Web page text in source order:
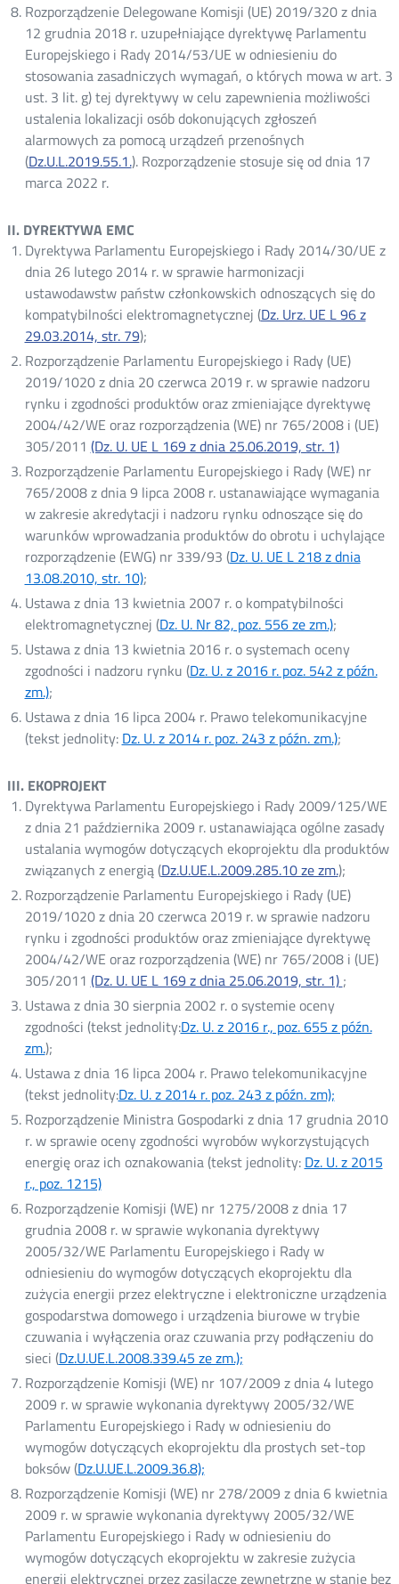
Rozporządzenie Delegowane Komisji (UE) 2019/320 z dnia
12 grudnia 2018 r. uzupełniające dyrektywę Parlamentu
Europejskiego i Rady 2014/53/UE w odniesieniu do
stosowania zasadniczych wymagań, o których mowa w art. 3
ust. 3 lit. g) tej dyrektywy w celu zapewnienia możliwości
ustalenia lokalizacji osób dokonujących zgłoszeń
alarmowych za pomocą urządzeń przenośnych
(Dz.U.L.2019.55.1.Otwórz
oknie
). Rozporządzenie stosuje się od dnia 17
marca 2022 r.
II. DYREKTYWA EMC
Dyrektywa Parlamentu Europejskiego i Rady 2014/30/UE z
dnia 26 lutego 2014 r. w sprawie harmonizacji
ustawodawstw państw członkowskich odnoszących się do
kompatybilności elektromagnetycznej (Dz. Urz. UE L 96 z
29.03.2014, str. 79Otwórz
w
nowym
oknie
);
Rozporządzenie Parlamentu Europejskiego i Rady (UE)
2019/1020 z dnia 20 czerwca 2019 r. w sprawie nadzoru
rynku i zgodności produktów oraz zmieniające dyrektywę
2004/42/WE oraz rozporządzenia (WE) nr 765/2008 i (UE)
305/2011 (Dz. U. UE L 169 z dnia 25.06.2019, str. 1)
Rozporządzenie Parlamentu Europejskiego i Rady (WE) nr
765/2008 z dnia 9 lipca 2008 r. ustanawiające wymagania
w zakresie akredytacji i nadzoru rynku odnoszące się do
warunków wprowadzania produktów do obrotu i uchylające
rozporządzenie (EWG) nr 339/93 (Dz. U. UE L 218 z dnia
13.08.2010, str. 10)Otwórz
w
nowym
oknie
;
Ustawa z dnia 13 kwietnia 2007 r. o kompatybilności
elektromagnetycznej (Dz. U. Nr 82, poz. 556 ze zm.)Otwórz
w
nowym
;
Ustawa z dnia 13 kwietnia 2016 r. o systemach oceny
zgodności i nadzoru rynku (Dz. U. z 2016 r. poz. 542 z późn.
zm.)Otwórz
w
nowym
;
Ustawa z dnia 16 lipca 2004 r. Prawo telekomunikacyjne
(tekst jednolity: Dz. U. z 2014 r. poz. 243 z późn. zm.)Otwórz
oknie
;
III. EKOPROJEKT
Dyrektywa Parlamentu Europejskiego i Rady 2009/125/WE
z dnia 21 października 2009 r. ustanawiająca ogólne zasady
ustalania wymogów dotyczących ekoprojektu dla produktów
związanych z energią (Dz.U.UE.L.2009.285.10 ze zm.Otwórz
w
nowym
oknie
);
Rozporządzenie Parlamentu Europejskiego i Rady (UE)
2019/1020 z dnia 20 czerwca 2019 r. w sprawie nadzoru
rynku i zgodności produktów oraz zmieniające dyrektywę
2004/42/WE oraz rozporządzenia (WE) nr 765/2008 i (UE)
305/2011 (Dz. U. UE L 169 z dnia 25.06.2019, str. 1) ;
Ustawa z dnia 30 sierpnia 2002 r. o systemie oceny
zgodności (tekst jednolity:Dz. U. z 2016 r., poz. 655 z późn.
zm.Otwórz
w
nowym
oknie
);
Ustawa z dnia 16 lipca 2004 r. Prawo telekomunikacyjne
(tekst jednolity:Dz. U. z 2014 r. poz. 243 z późn. zm);
w
nowym
oknie
Rozporządzenie Ministra Gospodarki z dnia 17 grudnia 2010
r. w sprawie oceny zgodności wyrobów wykorzystujących
energię oraz ich oznakowania (tekst jednolity: Dz. U. z 2015
r., poz. 1215)Otwórz
w
nowym
oknie
Rozporządzenie Komisji (WE) nr 1275/2008 z dnia 17
grudnia 2008 r. w sprawie wykonania dyrektywy
2005/32/WE Parlamentu Europejskiego i Rady w
odniesieniu do wymogów dotyczących ekoprojektu dla
zużycia energii przez elektryczne i elektroniczne urządzenia
gospodarstwa domowego i urządzenia biurowe w trybie
czuwania i wyłączenia oraz czuwania przy podłączeniu do
sieci (Dz.U.UE.L.2008.339.45 ze zm.);
w
nowym
oknie
Rozporządzenie Komisji (WE) nr 107/2009 z dnia 4 lutego
2009 r. w sprawie wykonania dyrektywy 2005/32/WE
Parlamentu Europejskiego i Rady w odniesieniu do
wymogów dotyczących ekoprojektu dla prostych set-top
boksów (Dz.U.UE.L.2009.36.8);
w
nowym
oknie
Rozporządzenie Komisji (WE) nr 278/2009 z dnia 6 kwietnia
2009 r. w sprawie wykonania dyrektywy 2005/32/WE
Parlamentu Europejskiego i Rady w odniesieniu do
wymogów dotyczących ekoprojektu w zakresie zużycia
energii elektrycznej przez zasilacze zewnętrzne w stanie bez